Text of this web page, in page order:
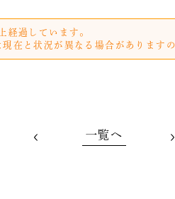
経過しています。
在と状況が異なる場合があります
一覧へ